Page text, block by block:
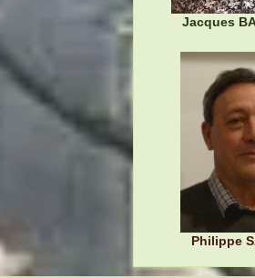
Jacques
Philippe